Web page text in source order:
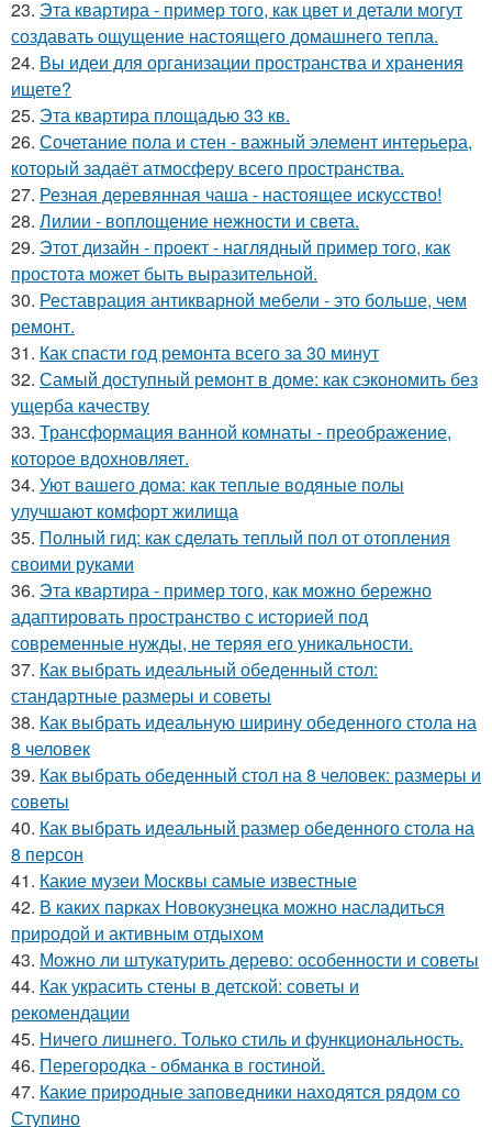
23. Эта квартира - пример того, как цвет и детали могут
создавать ощущение настоящего домашнего тепла.
24. Вы идеи для организации пространства и хранения
ищете?
25. Эта квартира площадью 33 кв.
26. Сочетание пола и стен - важный элемент интерьера,
который задаёт атмосферу всего пространства.
27. Резная деревянная чаша - настоящее искусство!
28. Лилии - воплощение нежности и света.
29. Этот дизайн - проект - наглядный пример того, как
простота может быть выразительной.
30. Реставрация антикварной мебели - это больше, чем
ремонт.
31. Как спасти год ремонта всего за 30 минут
32. Самый доступный ремонт в доме: как сэкономить без
ущерба качеству
33. Трансформация ванной комнаты - преображение,
которое вдохновляет.
34. Уют вашего дома: как теплые водяные полы
улучшают комфорт жилища
35. Полный гид: как сделать теплый пол от отопления
своими руками
36. Эта квартира - пример того, как можно бережно
адаптировать пространство с историей под
современные нужды, не теряя его уникальности.
37. Как выбрать идеальный обеденный стол:
стандартные размеры и советы
38. Как выбрать идеальную ширину обеденного стола на
8 человек
39. Как выбрать обеденный стол на 8 человек: размеры и
советы
40. Как выбрать идеальный размер обеденного стола на
8 персон
41. Какие музеи Москвы самые известные
42. В каких парках Новокузнецка можно насладиться
природой и активным отдыхом
43. Можно ли штукатурить дерево: особенности и советы
44. Как украсить стены в детской: советы и
рекомендации
45. Ничего лишнего. Только стиль и функциональность.
46. Перегородка - обманка в гостиной.
47. Какие природные заповедники находятся рядом со
Ступино